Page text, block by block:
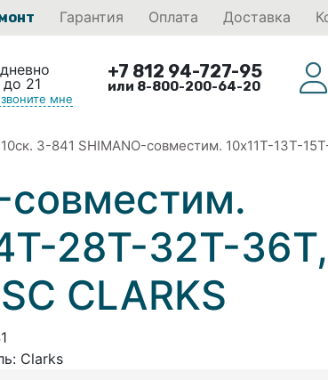
Гарантия Оплата Доставка
до 21
мне
+7 812 94-727-95
или 8-800-200-64-20
3-841 SHIMANO-совместим. 10x11T-13T-
совместим.
28T-32T-36T,
CLARKS
Clarks